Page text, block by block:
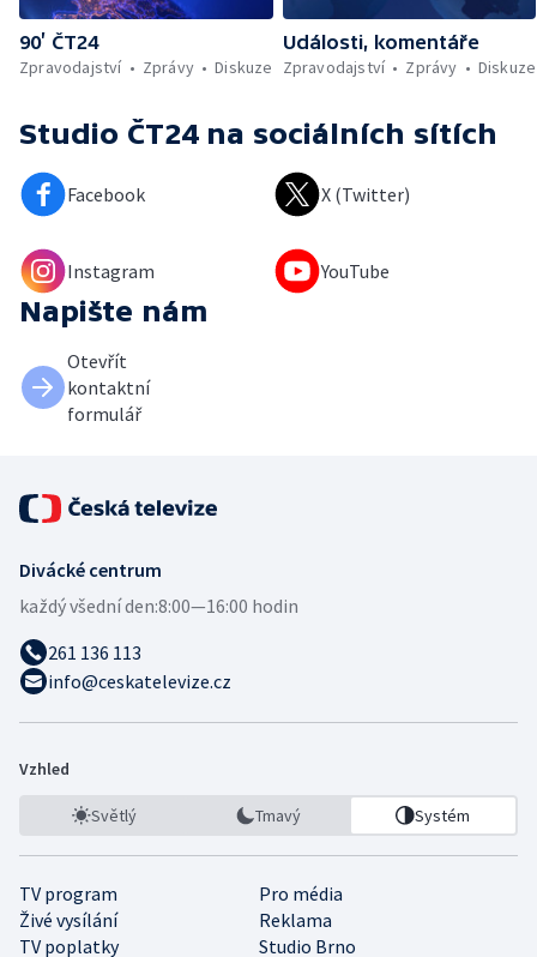
90’ ČT24
Zpravodajství
Zprávy Diskuze
Události, komentáře
Zpravodajství
Zprávy Diskuze
Studio ČT24 na sociálních sítích
Facebook X (Twitter)
Instagram YouTube
Napište nám
Otevřít
kontaktní
formulář
Divácké centrum
každý všední den:8:00—16:00 hodin
261 136 113
info@ceskatelevize.cz
Vzhled
Světlý Tmavý Systém
TV program
Pro média
Živé vysílání
Reklama
TV poplatky
Studio Brno